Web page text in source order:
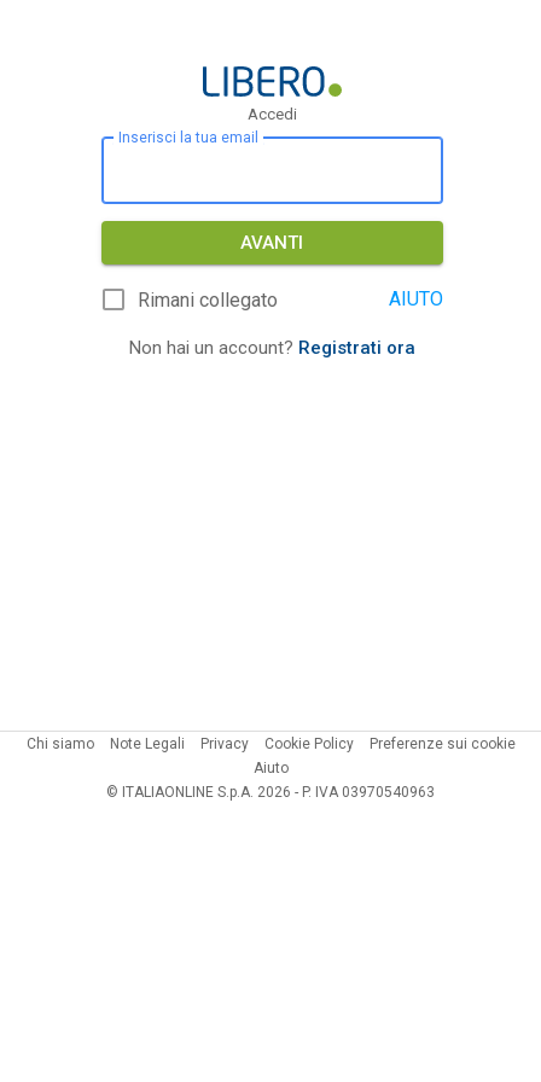
Accedi
Inserisci la tua email
AVANTI
Rimani collegato AIUTO
Non hai un account? Registrati ora
Chi siamo Note Legali Privacy Cookie Policy
Preferenze sui cookie
Aiuto
© ITALIAONLINE S.p.A. 2026 - P. IVA 03970540963